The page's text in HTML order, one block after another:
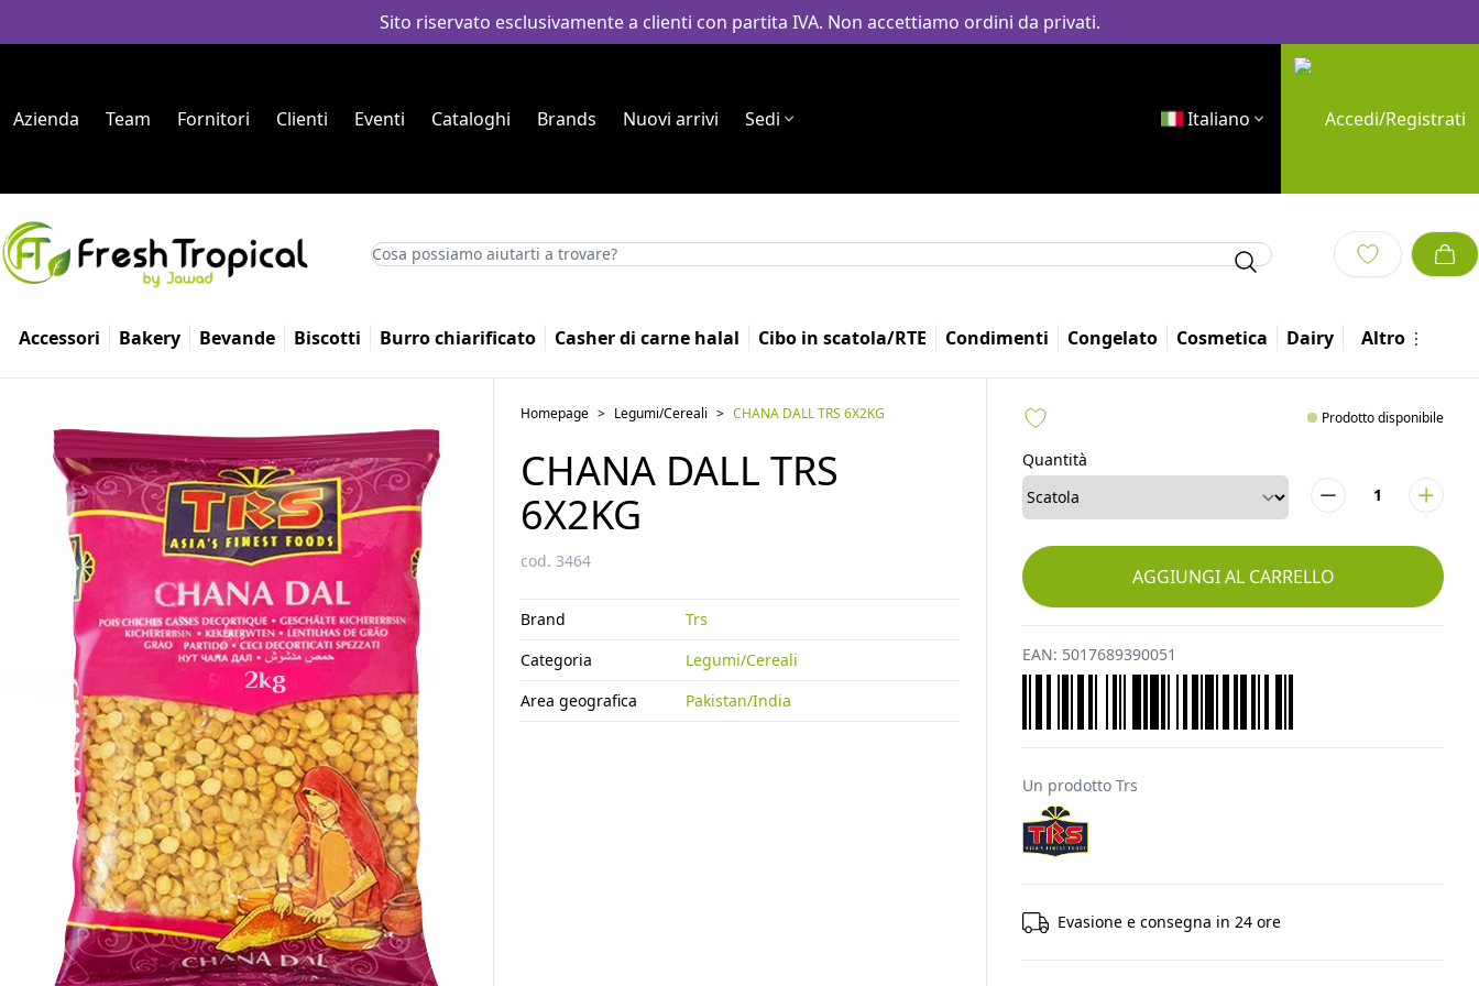
Sito riservato esclusivamente a clienti con partita IVA. Non accettiamo ordini da privati.
Azienda Team Fornitori Clienti Eventi Cataloghi Brands Nuovi arrivi Sedi Italiano Accedi/Registrati
Accessori Bakery Bevande Biscotti Burro chiarificato Casher di carne halal Cibo in scatola/RTE Condimenti Congelato Cosmetica Dairy Altro
Homepage > Legumi/Cereali > CHANA DALL TRS 6X2KG
CHANA DALL TRS
6X2KG
cod. 3464
Brand
Trs
Categoria
Legumi/Cereali
Area geografica
Pakistan/India
Prodotto disponibile
Quantità
AGGIUNGI AL CARRELLO
EAN: 5017689390051
Un prodotto Trs
Evasione e consegna in 24 ore